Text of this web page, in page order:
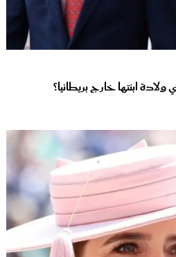
ولادة ابنتها خارج بريطانيا؟